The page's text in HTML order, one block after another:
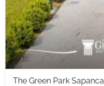
The Green Park Sapanca